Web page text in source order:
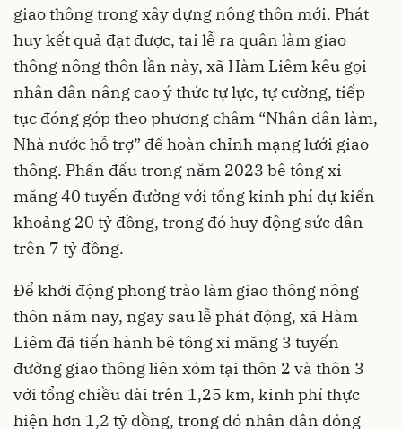
giao thông trong xây dựng nông thôn mới. Phát
huy kết quả đạt được, tại lễ ra quân làm giao
thông nông thôn lần này, xã Hàm Liêm kêu gọi
nhân dân nâng cao ý thức tự lực, tự cường, tiếp
tục đóng góp theo phương châm “Nhân dân làm,
Nhà nước hỗ trợ” để hoàn chỉnh mạng lưới giao
thông. Phấn đấu trong năm 2023 bê tông xi
măng 40 tuyến đường với tổng kinh phí dự kiến
khoảng 20 tỷ đồng, trong đó huy động sức dân
trên 7 tỷ đồng.
Để khởi động phong trào làm giao thông nông
thôn năm nay, ngay sau lễ phát động, xã Hàm
Liêm đã tiến hành bê tông xi măng 3 tuyến
đường giao thông liên xóm tại thôn 2 và thôn 3
với tổng chiều dài trên 1,25 km, kinh phí thực
hiện hơn 1,2 tỷ đồng, trong đó nhân dân đóng